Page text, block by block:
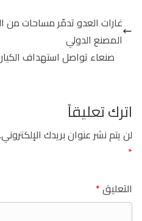
غارات العدو تدمّر مساحات من
المصنع الدولي
صنعاء تواصل استهداف
اترك تعليقاً
لن يتم نشر عنوان بريدك الإلكتروني.
*
التعليق*